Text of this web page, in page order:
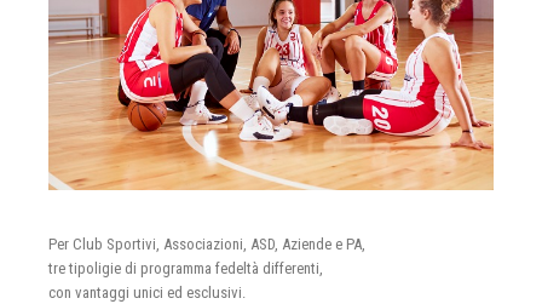
Per Club Sportivi, Associazioni, ASD, Aziende e PA,
tre tipoligie di programma fedeltà differenti,
con vantaggi unici ed esclusivi.